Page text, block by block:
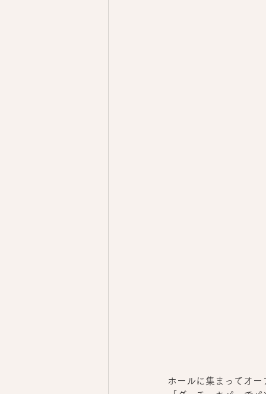
ホールに集まってオー